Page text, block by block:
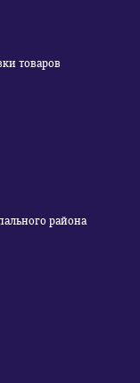
товаров
района